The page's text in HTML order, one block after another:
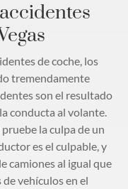
de coche, los
tremendamente
son el resultado
conducta al volante.
la culpa de un
es el culpable, y
camiones al igual que
vehículos en el